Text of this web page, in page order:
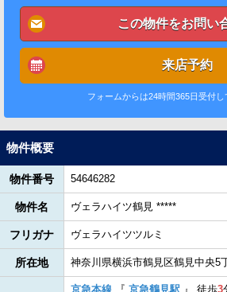
この物件をお問い
来店予約
フォームからは24時間365日受付し
物件概要
物件番号 54646282
物件名 ヴェラハイツ鶴見 *****
フリガナ ヴェラハイツツルミ
所在地 神奈川県横浜市鶴見区鶴見中央5
京急本線 『 京急鶴見駅 』 徒歩3